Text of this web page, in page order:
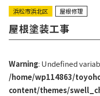
浜松市浜北区 屋根修理
屋根塗装工事
Warning : Undefined
/home/wp114863/
content/themes/